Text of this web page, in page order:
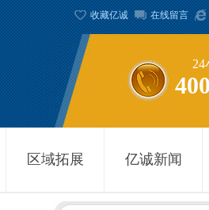
收藏亿诚 在线留言
区域拓展 亿诚新闻